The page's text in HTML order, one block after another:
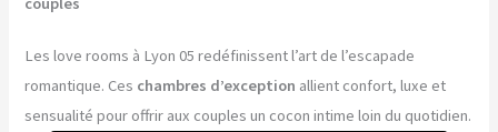
Les love rooms à Lyon 05 redéfinissent l’art de l’escapade
romantique. Ces chambres d’exception allient confort, luxe et
sensualité pour offrir aux couples un cocon intime loin du quotidien.